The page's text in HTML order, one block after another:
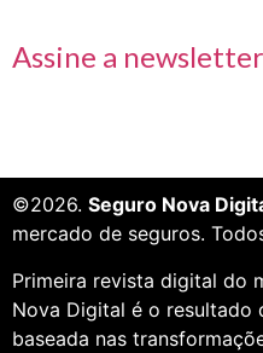
Assine a newsletter
©2026. Seguro Nova
mercado de seguros.
Primeira revista digital do
Nova Digital é o resultado
baseada nas